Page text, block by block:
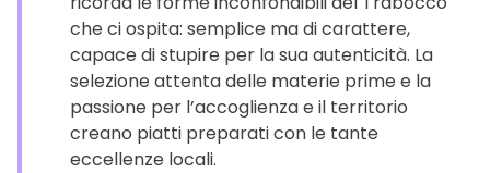
che ci ospita: semplice ma di carattere,
capace di stupire per la sua autenticità. La
selezione attenta delle materie prime e la
passione per l’accoglienza e il territorio
creano piatti preparati con le tante
eccellenze locali.